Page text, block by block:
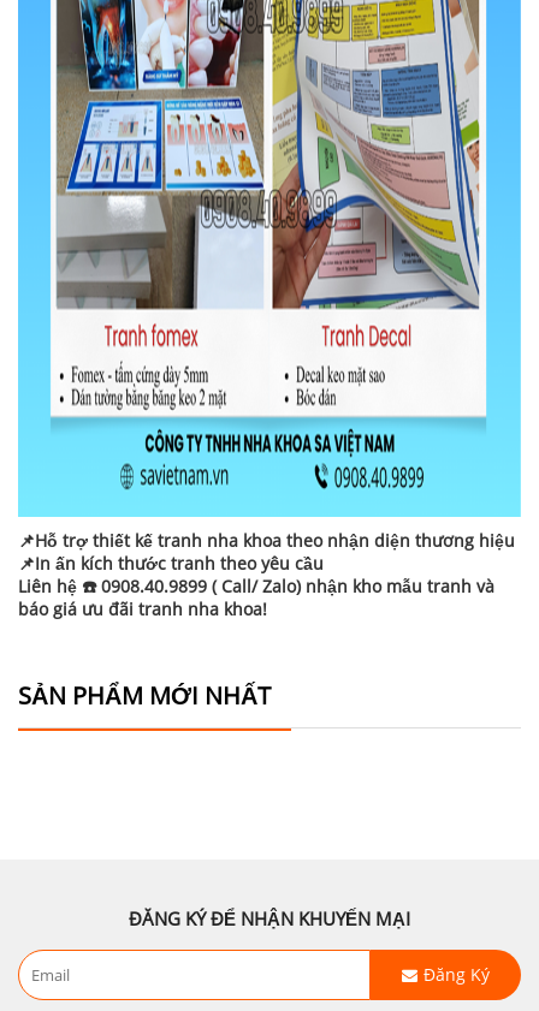
📌Hỗ trợ thiết kế tranh nha khoa theo nhận diện thương hiệu
📌In ấn kích thước tranh theo yêu cầu
Liên hệ ☎️ 0908.40.9899 ( Call/ Zalo) nhận kho mẫu tranh và
báo giá ưu đãi tranh nha khoa!
SẢN PHẨM MỚI NHẤT
ĐĂNG KÝ ĐỂ NHẬN KHUYẾN MẠI
Đăng Ký